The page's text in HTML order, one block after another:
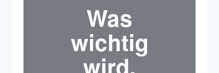
Was
wichtig
wird,